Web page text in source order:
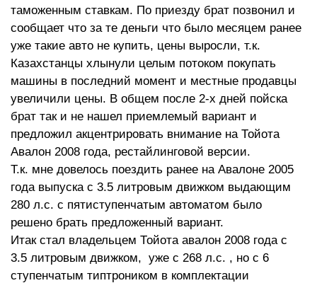
таможенным ставкам. По приезду брат позвонил и
сообщает что за те деньги что было месяцем ранее
уже такие авто не купить, цены выросли, т.к.
Казахстанцы хлынули целым потоком покупать
машины в последний момент и местные продавцы
увеличили цены. В общем после 2-х дней пойска
брат так и не нашел приемлемый вариант и
предложил акцентрировать внимание на Тойота
Авалон 2008 года, рестайлинговой версии.
Т.к. мне довелось поездить ранее на Авалоне 2005
года выпуска с 3.5 литровым движком выдающим
280 л.с. с пятиступенчатым автоматом было
решено брать предложенный вариант.
Итак стал владельцем Тойота авалон 2008 года с
3.5 литровым движком, уже с 268 л.с. , но с 6
ступенчатым типтроником в комплектации